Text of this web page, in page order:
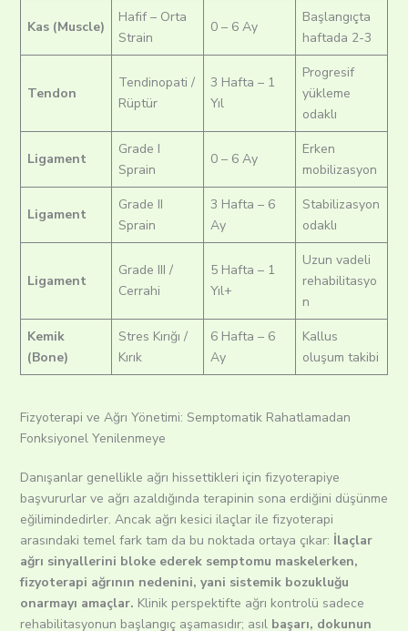
Kas (Muscle)
Hafif – Orta
Strain
0 – 6 Ay
Başlangıçta
haftada 2-3
Tendon
Tendinopati /
Rüptür
3 Hafta – 1
Yıl
Progresif
yükleme
odaklı
Ligament
Grade I
Sprain
0 – 6 Ay
Erken
mobilizasyon
Ligament
Grade II
Sprain
3 Hafta – 6
Ay
Stabilizasyon
odaklı
Ligament
Grade III /
Cerrahi
5 Hafta – 1
Yıl+
Uzun vadeli
rehabilitasyo
n
Kemik
(Bone)
Stres Kırığı /
Kırık
6 Hafta – 6
Ay
Kallus
oluşum takibi
Fizyoterapi ve Ağrı Yönetimi: Semptomatik Rahatlamadan
Fonksiyonel Yenilenmeye
Danışanlar genellikle ağrı hissettikleri için fizyoterapiye
başvururlar ve ağrı azaldığında terapinin sona erdiğini düşünme
eğilimindedirler. Ancak ağrı kesici ilaçlar ile fizyoterapi
arasındaki temel fark tam da bu noktada ortaya çıkar: İlaçlar
ağrı sinyallerini bloke ederek semptomu maskelerken,
fizyoterapi ağrının nedenini, yani sistemik bozukluğu
onarmayı amaçlar. Klinik perspektifte ağrı kontrolü sadece
rehabilitasyonun başlangıç aşamasıdır; asıl başarı, dokunun